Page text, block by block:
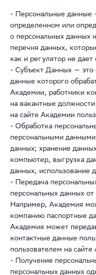
- Персональные
определенном или
о персональных данных
перечня данных,
как и регулятор не
- Субъект Данных — это
данные которого
Академии, работники
на вакантные
на сайте Академии
- Обработка
персональными
данных; хранение
компьютер, выгрузка
данных, использование
- Передача
персональных данных
Например, Академия
компанию паспортные
Академия может
контактные данные
пользователем на
- Получение
персональных данных